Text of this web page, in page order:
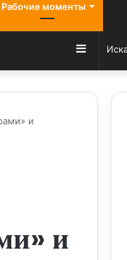
Рабочие моменты
Sidebar
и
и